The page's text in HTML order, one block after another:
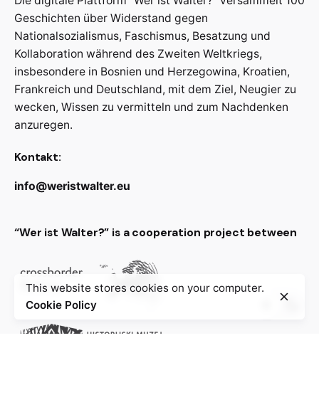
Geschichten über Widerstand gegen
Nationalsozialismus, Faschismus, Besatzung und
Kollaboration während des Zweiten Weltkriegs,
insbesondere in Bosnien und Herzegowina, Kroatien,
Frankreich und Deutschland, mit dem Ziel, Neugier zu
wecken, Wissen zu vermitteln und zum Nachdenken
anzuregen.
Kontakt:
info@weristwalter.eu
“Wer ist Walter?” is a cooperation project between
This website stores cookies on your computer.
Cookie Policy